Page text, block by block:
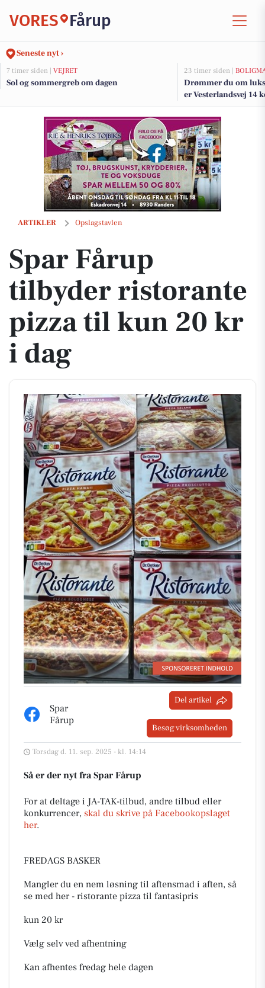
VORES Fårup
Seneste nyt ›
7 timer siden | VEJRET
Sol og sommergreb om dagen
23 timer siden |
Drømmer du om
er Vesterlandsvej 14
og de dyreste boliger
ARTIKLER Opslagstavlen
Spar Fårup tilbyder ristorante pizza til kun 20 kr i dag
Spar Fårup
tilbyder ristorante
pizza til kun 20 kr
i dag
Spar
Fårup
Del artikel
Besøg virksomheden
Torsdag d. 11. sep. 2025 - kl. 14:14
Så er der nyt fra Spar Fårup
For at deltage i JA-TAK-tilbud, andre tilbud eller
konkurrencer, skal du skrive på Facebookopslaget
her.
FREDAGS BASKER
Mangler du en nem løsning til aftensmad i aften, så
se med her - ristorante pizza til fantasipris
kun 20 kr
Vælg selv ved afhentning
Kan afhentes fredag hele dagen